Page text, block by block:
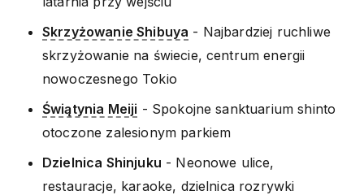
Skrzyżowanie Shibuya - Najbardziej ruchliwe
skrzyżowanie na świecie, centrum energii
nowoczesnego Tokio
Świątynia Meiji - Spokojne sanktuarium shinto
otoczone zalesionym parkiem
Dzielnica Shinjuku - Neonowe ulice,
restauracje, karaoke, dzielnica rozrywki